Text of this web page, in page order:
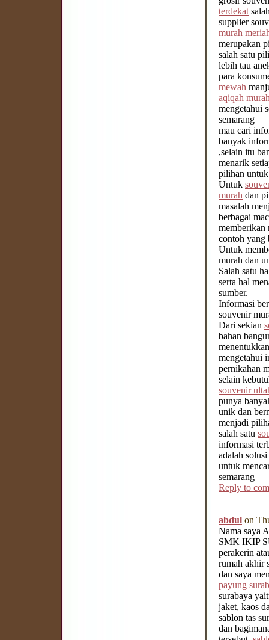
terdekat
supplier
murah
merupakan
salah satu
lebih tau
para
mewah
aqiqah
mengetahui
semarang
mau cari
banyak
,selain itu
menarik
pilihan
Untuk
murah dan
masalah
berbagai
memberikan
contoh yang
Untuk
murah dan
Salah satu
serta hal
sumber.
Informasi
souvenir
Dari sekian
bahan
mengetahui
pernikahan
selain
souvenir
punya
unik dan
menjadi
salah satu
informasi
adalah
untuk
semarang
Reply to
abdul on
Nama saya
SMK IKIP
perakerin
rumah akhir
dan saya
payung
surabaya
jaket, kaos
sablon tas
dan